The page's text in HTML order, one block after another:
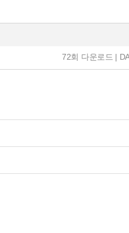
72회 다운로드 |